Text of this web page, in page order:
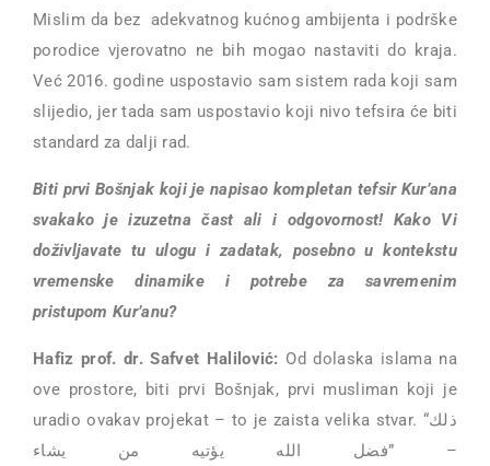
Mislim da bez adekvatnog kućnog ambijenta i podrške
porodice vjerovatno ne bih mogao nastaviti do kraja.
Već 2016. godine uspostavio sam sistem rada koji sam
slijedio, jer tada sam uspostavio koji nivo tefsira će biti
standard za dalji rad.
Biti prvi Bošnjak koji je napisao kompletan tefsir Kur’ana
svakako je izuzetna čast ali i odgovornost! Kako Vi
doživljavate tu ulogu i zadatak, posebno u kontekstu
vremenske dinamike i potrebe za savremenim
pristupom Kur’anu?
Hafiz prof. dr. Safvet Halilović: Od dolaska islama na
ove prostore, biti prvi Bošnjak, prvi musliman koji je
uradio ovakav projekat – to je zaista velika stvar. “ذلك
فضل الله يؤتيه من يشاء” –